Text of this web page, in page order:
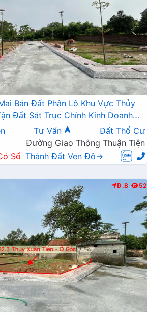
Bán Đất Phân Lô Khu Vực Thủy
Đất Sát Trục Chính Kinh Doanh
Tư Vấn
Đất Thổ Cư
Đường Giao Thông Thuận Tiện
Sổ Thành Đất Ven Đô→
Đ.B 52